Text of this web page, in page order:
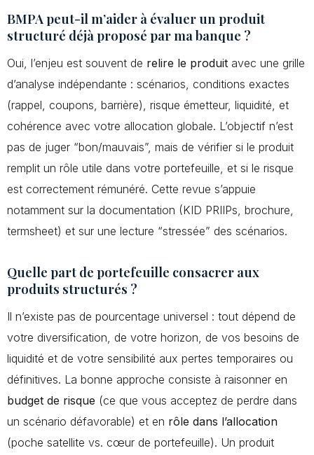
BMPA peut-il m’aider à évaluer un produit
structuré déjà proposé par ma banque ?
Oui, l’enjeu est souvent de relire le produit avec une grille
d’analyse indépendante : scénarios, conditions exactes
(rappel, coupons, barrière), risque émetteur, liquidité, et
cohérence avec votre allocation globale. L’objectif n’est
pas de juger “bon/mauvais”, mais de vérifier si le produit
remplit un rôle utile dans votre portefeuille, et si le risque
est correctement rémunéré. Cette revue s’appuie
notamment sur la documentation (KID PRIIPs, brochure,
termsheet) et sur une lecture “stressée” des scénarios.
Quelle part de portefeuille consacrer aux
produits structurés ?
Il n’existe pas de pourcentage universel : tout dépend de
votre diversification, de votre horizon, de vos besoins de
liquidité et de votre sensibilité aux pertes temporaires ou
définitives. La bonne approche consiste à raisonner en
budget de risque (ce que vous acceptez de perdre dans
un scénario défavorable) et en rôle dans l’allocation
(poche satellite vs. cœur de portefeuille). Un produit